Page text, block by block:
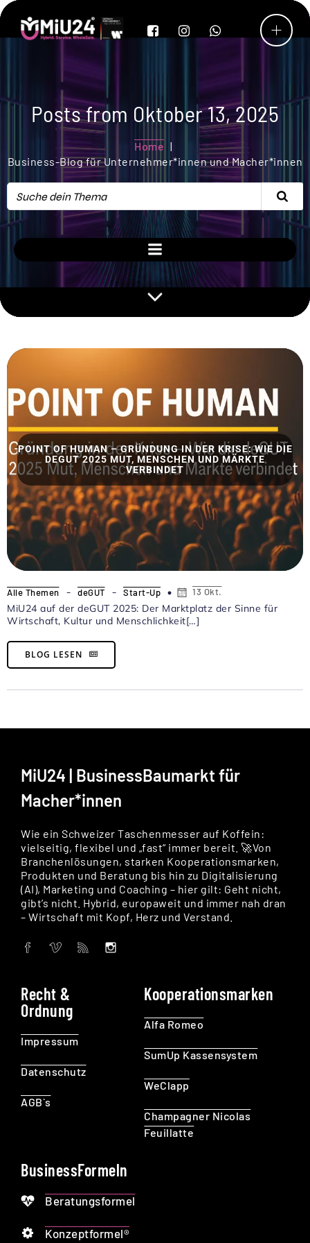
Posts from Oktober 13, 2025
Home
Business-Blog für Unternehmer*innen und Macher*innen
POINT OF HUMAN – GRÜNDUNG IN DER KRISE: WIE DIE
DEGUT 2025 MUT, MENSCHEN UND MÄRKTE
VERBINDET
Alle Themen - deGUT - Start-Up 13 Okt.
MiU24 auf der deGUT 2025: Der Marktplatz der Sinne für
Wirtschaft, Kultur und Menschlichkeit[…]
BLOG LESEN
MiU24 | BusinessBaumarkt für
Macher*innen
Wie ein Schweizer Taschenmesser auf Koffein:
vielseitig, flexibel und „fast“ immer bereit. 🚀Von
Branchenlösungen, starken Kooperationsmarken,
Produkten und Beratung bis hin zu Digitalisierung
(AI), Marketing und Coaching – hier gilt: Geht nicht,
gibt’s nicht. Hybrid, europaweit und immer nah dran
– Wirtschaft mit Kopf, Herz und Verstand.
Recht &
Ordnung
Impressum
Datenschutz
AGB`s
Kooperationsmarken
Alfa Romeo
SumUp Kassensystem
WeClapp
Champagner Nicolas
Feuillatte
BusinessFormeln
Beratungsformel
Konzeptformel®